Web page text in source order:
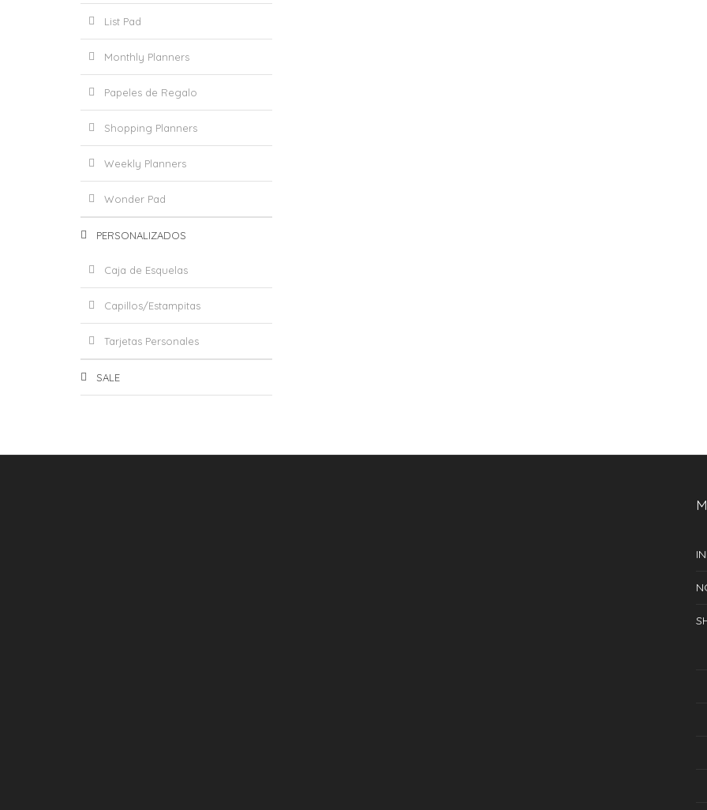
List Pad
Monthly Planners
Papeles de Regalo
Shopping Planners
Weekly Planners
Wonder Pad
PERSONALIZADOS
Caja de Esquelas
Capillos/Estampitas
Tarjetas Personales
SALE